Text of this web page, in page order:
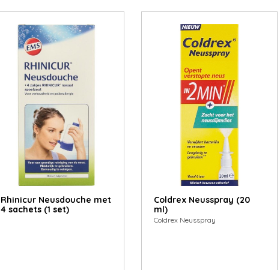
Rhinicur Neusdouche met
4 sachets (1 set)
Coldrex Neusspray (20
ml)
Coldrex Neusspray